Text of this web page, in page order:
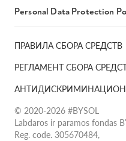
ПРАВИЛА СБОРА СРЕДСТВ
РЕГЛАМЕНТ СБОРА
© 2020-2026 #BYSOL
Labdaros ir paramos fondas
Reg. code. 305670484,
Personal Data Protection